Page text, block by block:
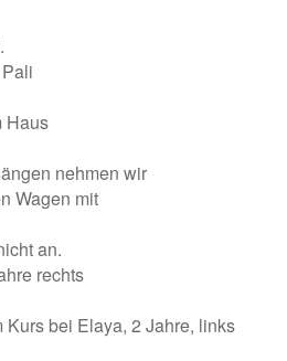
Haus
nehmen wir
Wagen mit
an.
rechts
Kurs bei Elaya, 2 Jahre, links